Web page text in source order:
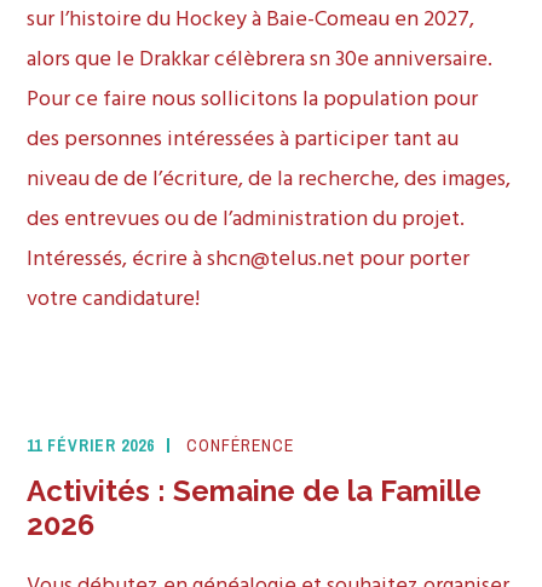
sur l’histoire du Hockey à Baie-Comeau en 2027,
alors que le Drakkar célèbrera sn 30e anniversaire.
Pour ce faire nous sollicitons la population pour
des personnes intéressées à participer tant au
niveau de de l’écriture, de la recherche, des images,
des entrevues ou de l’administration du projet.
Intéressés, écrire à shcn@telus.net pour porter
votre candidature!
11 FÉVRIER 2026 CONFÉRENCE
Activités : Semaine de la Famille
2026